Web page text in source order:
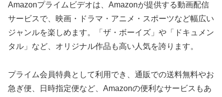
Amazonプライムビデオは、Amazonが提供する動画配信
サービスで、映画・ドラマ・アニメ・スポーツなど幅広い
ジャンルを楽しめます。「ザ・ボーイズ」や「ドキュメン
タル」など、オリジナル作品も高い人気を誇ります。
プライム会員特典として利用でき、通販での送料無料やお
急ぎ便、日時指定便など、Amazonの便利なサービスもあ